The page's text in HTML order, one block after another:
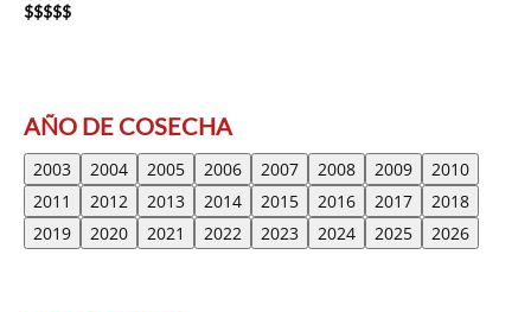
$$$$$
AÑO DE COSECHA
2003 2004 2005 2006 2007 2008 2009
2010
2011
2012 2013 2014 2015 2016 2017
2018
2019
2020 2021 2022 2023 2024 2025 2026